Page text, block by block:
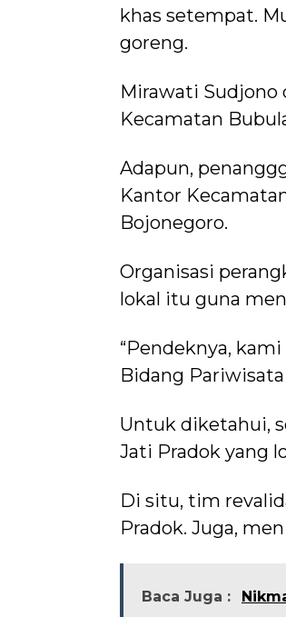
khas setempat.
goreng.
Mirawati Sudjono
Kecamatan
Adapun,
Kantor
Bojonegoro.
Organisasi
lokal itu guna
“Pendeknya,
Bidang
Untuk diketahui,
Jati Pradok yang
Di situ, tim
Pradok. Juga,
Baca Juga :